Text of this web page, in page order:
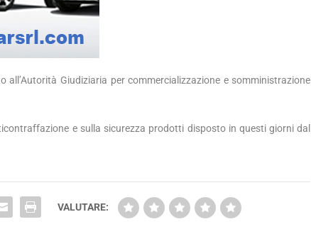
Giudiziaria per commercializzazione e somministrazione
e sulla sicurezza prodotti disposto in questi giorni dal
VALUTARE: